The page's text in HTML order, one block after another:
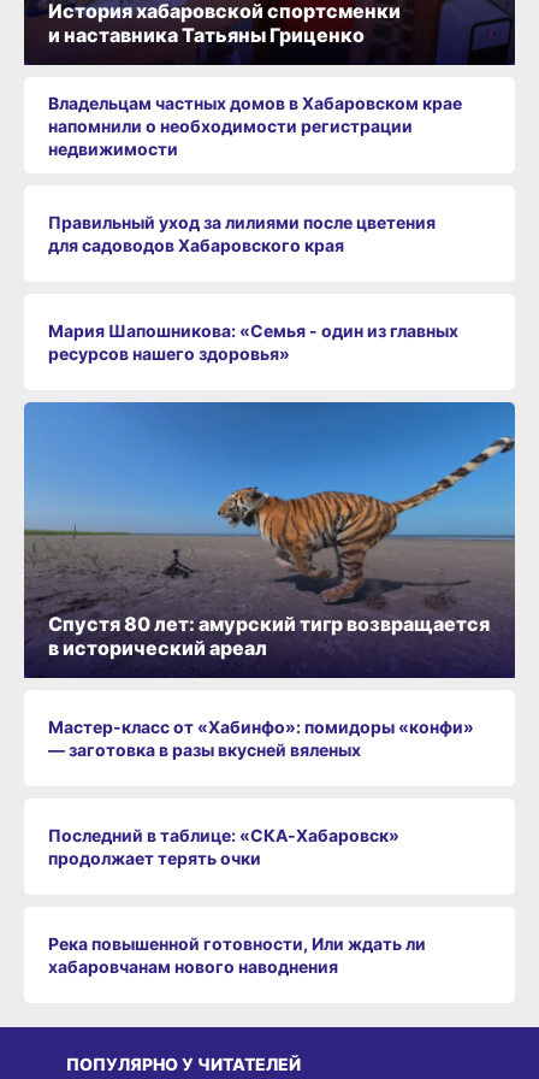
История хабаровской спортсменки
и наставника Татьяны Гриценко
Владельцам частных домов в Хабаровском крае
напомнили о необходимости регистрации
недвижимости
Правильный уход за лилиями после цветения
для садоводов Хабаровского края
Мария Шапошникова: «Семья - один из главных
ресурсов нашего здоровья»
Мастер-класс от «Хабинфо»: помидоры «конфи»
— заготовка в разы вкусней вяленых
Последний в таблице: «СКА‑Хабаровск»
продолжает терять очки
Река повышенной готовности, Или ждать ли
хабаровчанам нового наводнения
Спустя 80 лет: амурский тигр возвращается
в исторический ареал
ПОПУЛЯРНО У ЧИТАТЕЛЕЙ